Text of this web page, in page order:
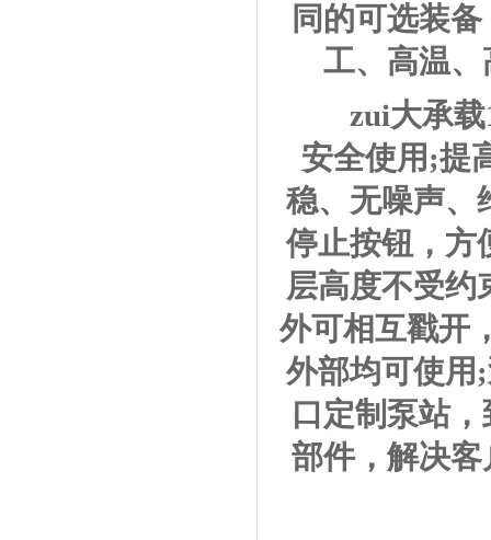
同的可选装
工、高温
zui大承载
安全使用;提
稳、无噪声、
停止按钮，方
层高度不受约
外可相互戳开
外部均可使用
口定制泵站
部件，解决